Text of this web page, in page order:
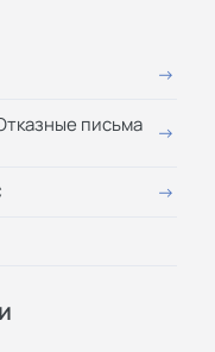
письма